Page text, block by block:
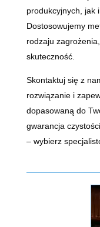
produkcyjnych, jak
Dostosowujemy
rodzaju
skuteczność.
Skontaktuj się z
rozwiązanie i
dopasowaną do
gwarancja
– wybierz